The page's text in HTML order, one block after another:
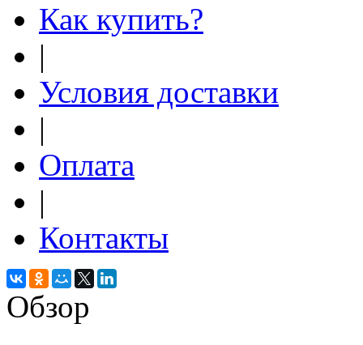
Как купить?
|
Условия доставки
|
Оплата
|
Контакты
Обзор